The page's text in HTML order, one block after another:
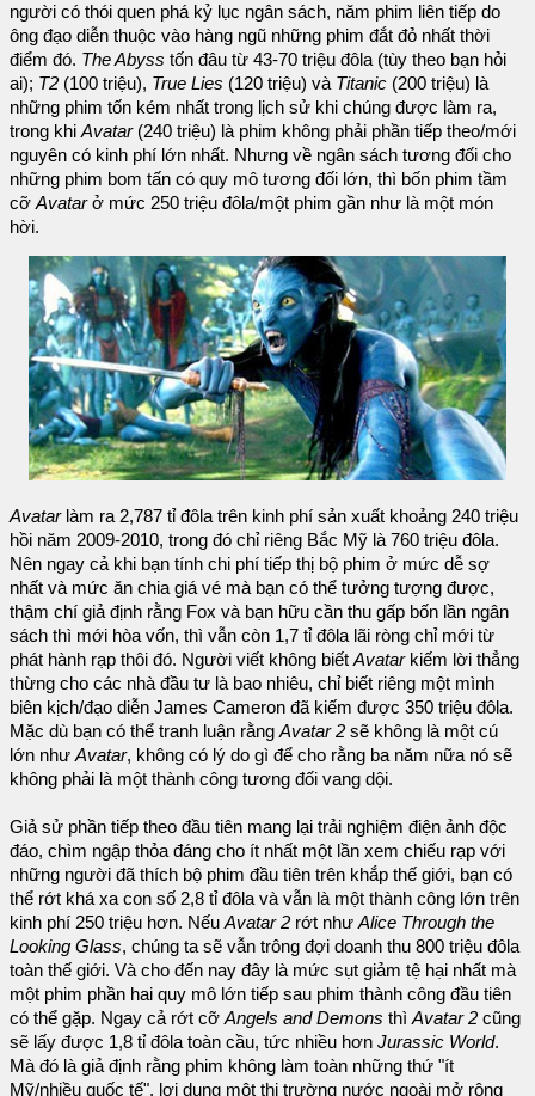
người có thói quen phá kỷ lục ngân sách, năm phim liên tiếp do
ông đạo diễn thuộc vào hàng ngũ những phim đắt đỏ nhất thời
điểm đó. The Abyss tốn đâu từ 43-70 triệu đôla (tùy theo bạn hỏi
ai); T2 (100 triệu), True Lies (120 triệu) và Titanic (200 triệu) là
những phim tốn kém nhất trong lịch sử khi chúng được làm ra,
trong khi Avatar (240 triệu) là phim không phải phần tiếp theo/mới
nguyên có kinh phí lớn nhất. Nhưng về ngân sách tương đối cho
những phim bom tấn có quy mô tương đối lớn, thì bốn phim tầm
cỡ Avatarở mức 250 triệu đôla/một phim gần như là một món
hời.
Avatar làm ra 2,787 tỉ đôla trên kinh phí sản xuất khoảng 240 triệu
hồi năm 2009-2010, trong đó chỉ riêng Bắc Mỹ là 760 triệu đôla.
Nên ngay cả khi bạn tính chi phí tiếp thị bộ phim ở mức dễ sợ
nhất và mức ăn chia giá vé mà bạn có thể tưởng tượng được,
thậm chí giả định rằng Fox và bạn hữu cần thu gấp bốn lần ngân
sách thì mới hòa vốn, thì vẫn còn 1,7 tỉ đôla lãi ròng chỉ mới từ
phát hành rạp thôi đó. Người viết không biết Avatar kiếm lời thẳng
thừng cho các nhà đầu tư là bao nhiêu, chỉ biết riêng một mình
biên kịch/đạo diễn James Cameron đã kiếm được 350 triệu đôla.
Mặc dù bạn có thể tranh luận rằng Avatar 2 sẽ không là một cú
lớn như Avatar, không có lý do gì để cho rằng ba năm nữa nó sẽ
không phải là một thành công tương đối vang dội.
Giả sử phần tiếp theo đầu tiên mang lại trải nghiệm điện ảnh độc
đáo, chìm ngập thỏa đáng cho ít nhất một lần xem chiếu rạp với
những người đã thích bộ phim đầu tiên trên khắp thế giới, bạn có
thể rớt khá xa con số 2,8 tỉ đôla và vẫn là một thành công lớn trên
kinh phí 250 triệu hơn. Nếu Avatar 2 rớt như Alice Through the
Looking Glass, chúng ta sẽ vẫn trông đợi doanh thu 800 triệu đôla
toàn thế giới. Và cho đến nay đây là mức sụt giảm tệ hại nhất mà
một phim phần hai quy mô lớn tiếp sau phim thành công đầu tiên
có thể gặp. Ngay cả rớt cỡ Angels and Demons thì Avatar 2 cũng
sẽ lấy được 1,8 tỉ đôla toàn cầu, tức nhiều hơn Jurassic World.
Mà đó là giả định rằng phim không làm toàn những thứ "ít
Mỹ/nhiều quốc tế", lợi dụng một thị trường nước ngoài mở rộng